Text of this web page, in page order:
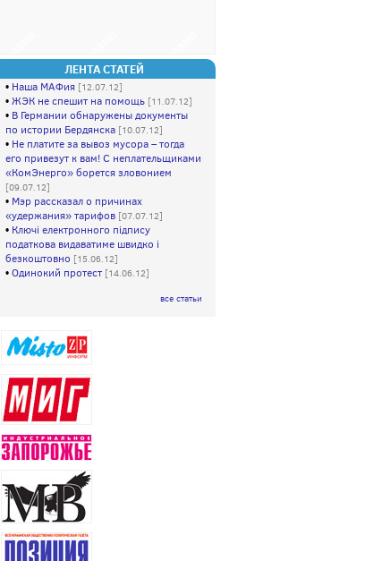
ЛЕНТА СТАТЕЙ
• Наша МАФия [12.07.12]
•ЖЭК не спешит на помощь [11.07.12]
• В Германии обнаружены документы
по истории Бердянска [10.07.12]
• Не платите за вывоз мусора – тогда
его привезут к вам! С неплательщиками
«КомЭнерго» борется зловонием
[09.07.12]
• Мэр рассказал о причинах
«удержания» тарифов [07.07.12]
• Ключі електронного підпису
податкова видаватиме швидко і
безкоштовно [15.06.12]
•Одинокий протест [14.06.12]
все статьи